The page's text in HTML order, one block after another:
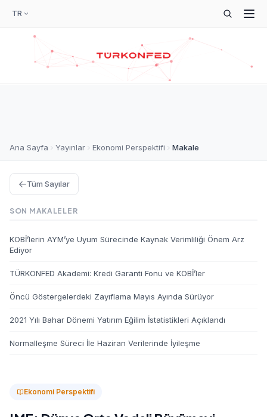
TR
Ana Sayfa Yayınlar Ekonomi Perspektifi Makale
Ekonomi Perspektifi
Tüm Sayılar
SON MAKALELER
KOBİ’lerin AYM’ye Uyum Sürecinde Kaynak Verimliliği Önem Arz
Ediyor
TÜRKONFED Akademi: Kredi Garanti Fonu ve KOBİ’ler
Öncü Göstergelerdeki Zayıflama Mayıs Ayında Sürüyor
2021 Yılı Bahar Dönemi Yatırım Eğilim İstatistikleri Açıklandı
Normalleşme Süreci İle Haziran Verilerinde İyileşme